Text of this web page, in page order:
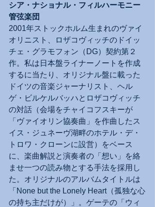
シア・ナショナル・フィルハーモニー
管弦楽団
2001年ストックホルム生まれのヴァイ
オリニスト、ロザコヴィッチのドイッ
チェ・グラモフォン（DG）契約第２
作。私は日本盤ライナーノートを作成
するに当たり、オリジナル盤に載った
ドイツの音楽ジャーナリスト、ヘル
ゲ・ビルケルバッハとロザコヴィッチ
の対話（会場をチャイコフスキーが
「ヴァイオリン協奏曲」を作曲したス
イス・ジュネーヴ湖畔のホテル・デ・
トロワ・クローンに設営）をベース
に、楽曲解説と演奏者の「想い」を絡
ませ一つの読み物とする手法を採用し
た。オリジナルのアルバムタイトルは
「None but the Lonely Heart（孤独な心
の持ち主だけが）」。ゲーテの「ウィ